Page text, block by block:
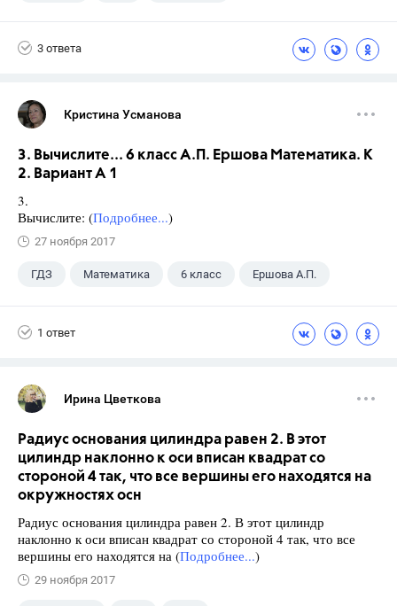
3 ответа
Кристина Усманова
3. Вычислите... 6 класс А.П. Ершова Математика. К
2. Вариант А 1
3.
Вычислите: (Подробнее...)
27 ноября 2017
ГДЗ Математика 6 класс Ершова А.П.
1 ответ
Ирина Цветкова
Радиус основания цилиндра равен 2. В этот
цилиндр наклонно к оси вписан квадрат со
стороной 4 так, что все вершины его находятся на
окружностях осн
Радиус основания цилиндра равен 2. В этот цилиндр
наклонно к оси вписан квадрат со стороной 4 так, что все
вершины его находятся на (Подробнее...)
29 ноября 2017